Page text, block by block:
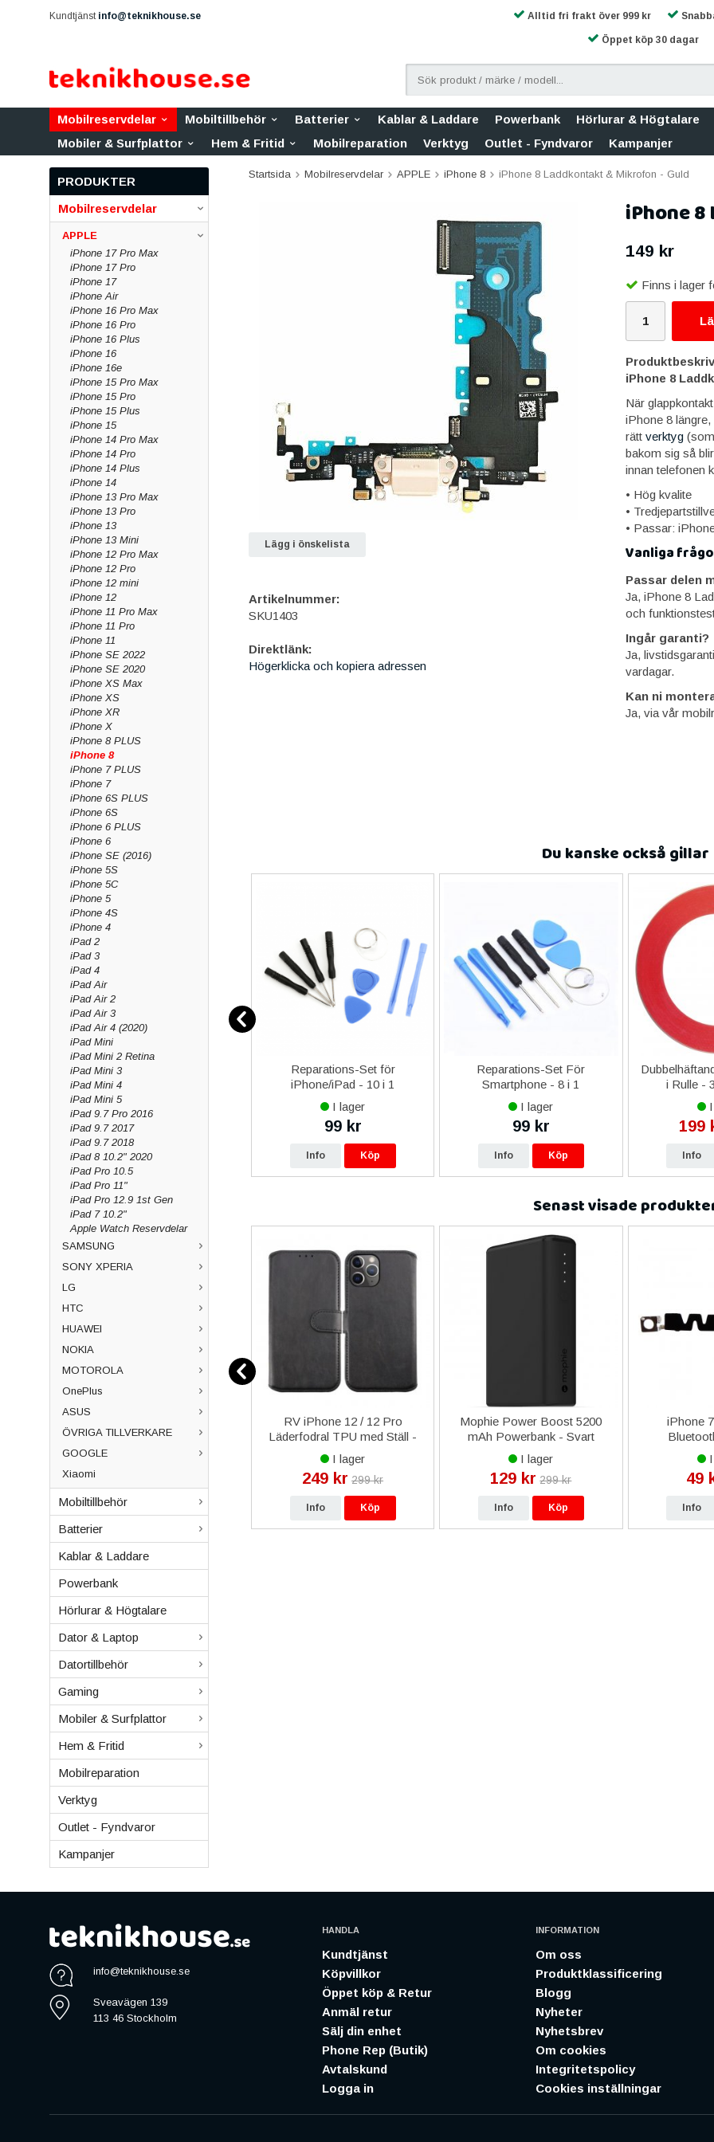
Kundtjänst info@teknikhouse.se Alltid fri frakt över 999 kr
Öppet köp 30 dagar
Mobilreservdelar Mobiltillbehör Batterier Kablar & Laddare Powerbank Hörlurar & Högtalare
Mobiler & Surfplattor
Hem & Fritid Mobilreparation Verktyg Outlet - Fyndvaror Kampanjer
PRODUKTER
Mobilreservdelar
APPLE
iPhone 17 Pro Max
iPhone 17 Pro
iPhone 17
iPhone Air
iPhone 16 Pro Max
iPhone 16 Pro
iPhone 16 Plus
iPhone 16
iPhone 16e
iPhone 15 Pro Max
iPhone 15 Pro
iPhone 15 Plus
iPhone 15
iPhone 14 Pro Max
iPhone 14 Pro
iPhone 14 Plus
iPhone 14
iPhone 13 Pro Max
iPhone 13 Pro
iPhone 13
iPhone 13 Mini
iPhone 12 Pro Max
iPhone 12 Pro
iPhone 12 mini
iPhone 12
iPhone 11 Pro Max
iPhone 11 Pro
iPhone 11
iPhone SE 2022
iPhone SE 2020
iPhone XS Max
iPhone XS
iPhone XR
iPhone X
iPhone 8 PLUS
iPhone 8
iPhone 7 PLUS
iPhone 7
iPhone 6S PLUS
iPhone 6S
iPhone 6 PLUS
iPhone 6
iPhone SE (2016)
iPhone 5S
iPhone 5C
iPhone 5
iPhone 4S
iPhone 4
iPad 2
iPad 3
iPad 4
iPad Air
iPad Air 2
iPad Air 3
iPad Air 4 (2020)
iPad Mini
iPad Mini 2 Retina
iPad Mini 3
iPad Mini 4
iPad Mini 5
iPad 9.7 Pro 2016
iPad 9.7 2017
iPad 9.7 2018
iPad 8 10.2" 2020
iPad Pro 10.5
iPad Pro 11"
iPad Pro 12.9 1st Gen
iPad 7 10.2"
Apple Watch Reservdelar
SAMSUNG
SONY XPERIA
LG
HTC
HUAWEI
NOKIA
MOTOROLA
OnePlus
ASUS
ÖVRIGA TILLVERKARE
GOOGLE
Xiaomi
Mobiltillbehör
Batterier
Kablar & Laddare
Powerbank
Hörlurar & Högtalare
Dator & Laptop
Datortillbehör
Gaming
Mobiler & Surfplattor
Hem & Fritid
Mobilreparation
Verktyg
Outlet - Fyndvaror
Kampanjer
Startsida Mobilreservdelar APPLE iPhone 8 iPhone 8 Laddkontakt & Mikrofon - Guld
iPhone
149 kr
Finns i lager
iPhone 8
När
iPhone 8
rätt verktyg(som
bakom sig så
innan telefonen
• Hög kvalite
•
• Passar:
Vanliga
Passar delen
Ja, iPhone 8
och
Ingår garanti?
Ja,
vardagar.
Kan ni
Ja, via vår
Lägg i önskelista
Artikelnummer:
SKU1403
Direktlänk:
Högerklicka och kopiera adressen
Du kanske också gillar
Samsung EP-TA800 25W
Strömadapter med USB-Typ
C kabel 1m Original - Svart
199 kr
Info
Reparations-Set för
iPhone/iPad - 10 i 1
I lager
99 kr
Info Köp
Reparations-Set För
Smartphone - 8 i 1
I lager
99 kr
Info Köp
i Rulle -
I
199
Info
Senast visade
Baksida med tejp - Svart
Info
RV iPhone 12 / 12 Pro
Läderfodral TPU med Ställ -
Svart
I lager
249 kr 299 kr
Info Köp
Mophie Power Boost 5200
mAh Powerbank - Svart
I lager
129 kr 299 kr
Info Köp
iPhone
I
49
Info
info@teknikhouse.se
Sveavägen 139
113 46 Stockholm
HANDLA
Kundtjänst
Köpvillkor
Öppet köp & Retur
Anmäl retur
Sälj din enhet
Phone Rep (Butik)
Avtalskund
Logga in
INFORMATION
Om oss
Produktklassificering
Blogg
Nyheter
Nyhetsbrev
Om cookies
Integritetspolicy
Cookies inställningar